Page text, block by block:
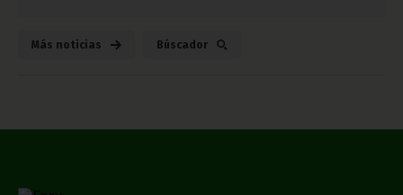
Más noticias Búscador